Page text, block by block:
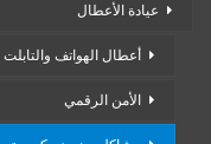
عيادة الأعطال
أعطال الهواتف والتابلت
الأمن الرقمي